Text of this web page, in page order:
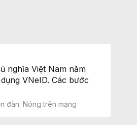
nghĩa Việt Nam năm
VNeID. Các bước
đàn: Nóng trên mạng